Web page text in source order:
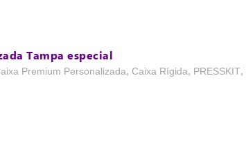
Tampa especial
Premium Personalizada, Caixa Rígida, PRESSKIT,